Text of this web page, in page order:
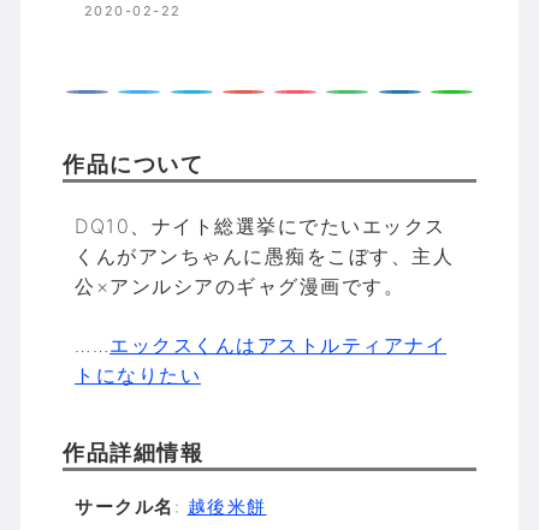
2020-02-22
作品について
DQ10、ナイト総選挙にでたいエックス
くんがアンちゃんに愚痴をこぼす、主人
公×アンルシアのギャグ漫画です。
……エックスくんはアストルティアナイ
トになりたい
作品詳細情報
サークル名 : 越後米餅